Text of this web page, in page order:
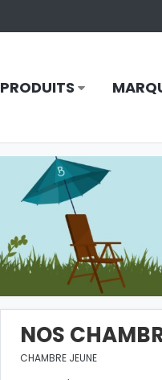
PRODUITS
NOS
CHAMBRE JEUNE